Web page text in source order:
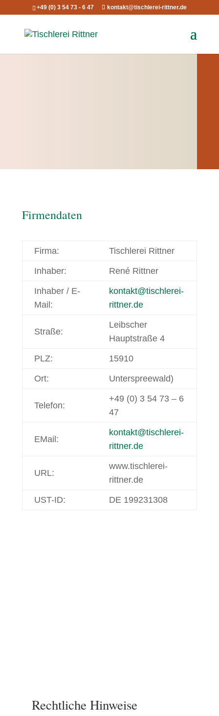
+49 (0) 3 54 73 - 6 47 kontakt@tischlerei-rittner.de
Firmendaten
Firma: Tischlerei Rittner
Inhaber: René Rittner
Inhaber / E-
Mail:
kontakt@tischlerei-
rittner.de
Straße:
Leibscher
Hauptstraße 4
PLZ: 15910
Ort: Unterspreewald)
Telefon:
+49 (0) 3 54 73 – 6
47
EMail:
kontakt@tischlerei-
rittner.de
URL:
www.tischlerei-
rittner.de
UST-ID: DE 199231308
Rechtliche Hinweise